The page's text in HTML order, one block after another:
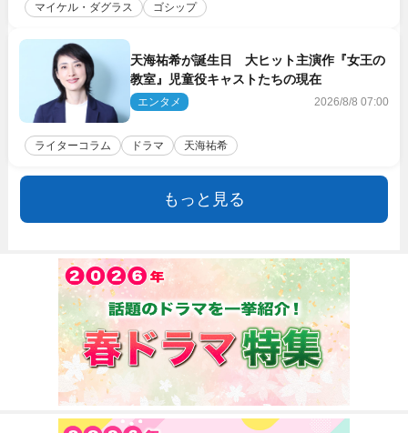
マイケル・ダグラス ゴシップ
天海祐希が誕生日 大ヒット主演作『女王の
教室』児童役キャストたちの現在
エンタメ 2026/8/8 07:00
ライターコラム ドラマ 天海祐希
もっと見る